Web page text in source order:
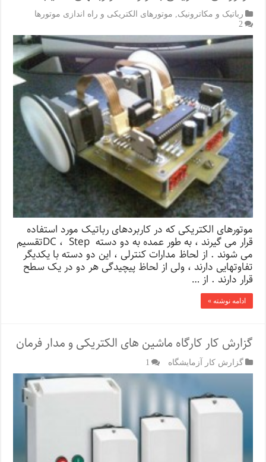
رباتیک و مکاترونیک, موتورهای الکتریکی و راه اندازی موتورها
2
موتورهای الکتریکی که در کاربردهای رباتیک مورد استفاده
قرار می گیرند ، به طور عمده به دو دسته DC ، Stepتقسیم
می شوند . از لحاظ مدارات کنترلی ، این دو دسته با یکدیگر
تفاوتهایی دارند ، ولی از لحاظ پیچیدگی هر دو در یک سطح
قرار دارند . از …
ادامه نوشته »
گزارش کار کارگاه ماشین های الکتریکی و مدار فرمان
گزارش کار آزمایشگاه 1